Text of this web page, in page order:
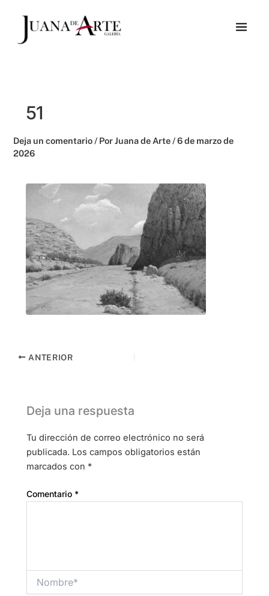
51
Deja un comentario / PorJuana de Arte/6 de marzo de
2026
ANTERIOR
Deja una respuesta
Tu dirección de correo electrónico no será
publicada. Los campos obligatorios están
marcados con *
Comentario *